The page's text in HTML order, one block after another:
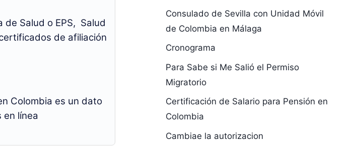
Salud o EPS, Salud
de afiliación
Colombia es un dato
línea
Consulado de Sevilla con Unidad Móvil
de Colombia en Málaga
Cronograma
Para Sabe si Me Salió el Permiso
Migratorio
Certificación de Salario para Pensión en
Colombia
Cambiae la autorizacion